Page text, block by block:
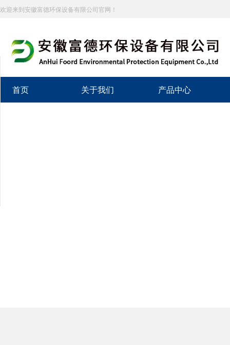
欢迎来到安徽富德环保设备有限公司官网！
首页 关于我们 产品中心
分享到
微信